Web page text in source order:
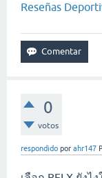
Reseñas
0
votos
respondido por ahr147